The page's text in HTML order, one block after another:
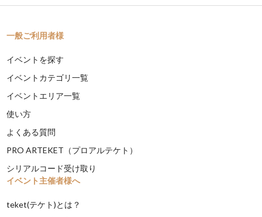
一般ご利用者様
イベントを探す
イベントカテゴリ一覧
イベントエリア一覧
使い方
よくある質問
PRO ARTEKET（プロアルテケト）
シリアルコード受け取り
イベント主催者様へ
teket(テケト)とは？